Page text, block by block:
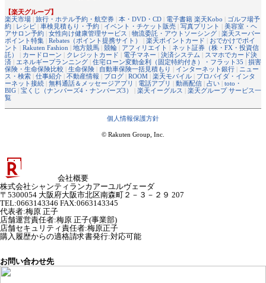
【楽天グループ】
楽天市場 | 旅行・ホテル予約・航空券 | 本・DVD・CD | 電子書籍 楽天Kobo | ゴルフ場予
約 | レシピ | 車検見積もり・予約 | イベント・チケット販売 | 写真プリント | 美容室・ヘ
アサロン予約 | 女性向け健康管理サービス | 物流委託・アウトソーシング | 楽天スーパー
ポイント特集 | Rebates（ポイント提携サイト） | 楽天ポイントカード | おでかけでポイ
ント | Rakuten Fashion | 地方競馬 | 競輪 | アフィリエイト | ネット証券（株・FX・投資信
託）
| カードローン | クレジットカード | 電子マネー | 決済システム | スマホでカード決
済 | エネルギープランニング | 住宅ローン変動金利（固定特約付き）・フラット35 | 損害
保険・生命保険比較 | 生命保険 | 自動車保険一括見積もり | インターネット銀行 | ニュー
ス・検索 | 仕事紹介 | 不動産情報 | ブログ | ROOM | 楽天モバイル | プロバイダ・インタ
ーネット接続 | 無料通話＆メッセージアプリ | 電話アプリ | 動画配信 | 占い | toto・
BIG | 宝くじ（ナンバーズ4・ナンバーズ3） | 楽天イーグルス | 楽天グループ サービス一
覧
個人情報保護方針
© Rakuten Group, Inc.
会社概要
株式会社シャンティランカアーユルヴェーダ
〒5300054 大阪府大阪市北区南森町２－３－２９ 207
TEL:0663143346 FAX:0663143345
代表者:梅原 正子
店舗運営責任者:梅原 正子(事業部)
店舗セキュリティ責任者:梅原正子
購入履歴からの適格請求書発行:対応可能
お問い合わせ先